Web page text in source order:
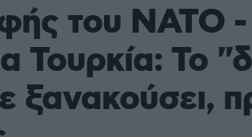
του ΝΑΤΟ -
Τουρκία: Το
ξανακούσει,